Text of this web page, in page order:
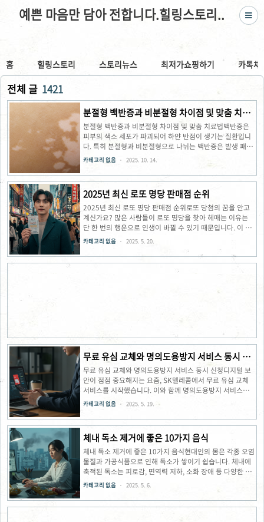
예쁜 마음만 담아 전합니다.힐링스토리..
홈 힐링스토리 스토리뉴스 최저가쇼핑하기 카톡채
전체 글 1421
분절형 백반증과 비분절형 차이점 및 맞춤 치료
법
분절형 백반증과 비분절형 차이점 및 맞춤 치료법백반증은
피부의 색소 세포가 파괴되어 하얀 반점이 생기는 질환입니
다. 특히 분절형과 비분절형으로 나뉘는 백반증은 발생 패턴
과 치료법이 크게 다릅니다. 이 글에서는 두 유형의 명확한
차이점과 각각에 맞는 효과적인 치료 전략을 알아보겠습니
다. 백반증, 왜 분류가 중요할까요?백반증은 멜라닌 색소를
는 자가면역 질환입니다. 이 질환의 정확한 원인은 아직 완전
히 밝혀지지 않았지만, 유전적 요인과 환경적 요인이 복합적
으로 작용한다고 알려져 있습니다. 백반증을 분절형과 비분
절형으로 분류하는 이유는 두 유형이 발생 기전, 진행 양상,
치료 반응이 근본적으로 다르기 때문입니다. 2011년 국제
백반증 합의회에서는 이러한 ..
카테고리 없음 2025. 10. 14.
2025년 최신 로또 명당 판매점 순위
2025년 최신 로또 명당 판매점 순위로또 당첨의 꿈을 안고
계신가요? 많은 사람들이 로또 명당을 찾아 헤매는 이유는
단 한 번의 행운으로 인생이 바뀔 수 있기 때문입니다. 이 글
에서는 2025년 기준으로 가장 많은 1등 당첨을 배출한 전국
로또 명당 판매점들을 순위별로 정리했습니다. 당신의 행운
이 어디서 시작될지, 함께 알아보겠습니다.로또 명당이 뭐예
카테고리 없음 2025. 5. 20.
무료 유심 교체와 명의도용방지 서비스 동시 신
청
무료 유심 교체와 명의도용방지 서비스 동시 신청디지털 보
안이 점점 중요해지는 요즘, SK텔레콤에서 무료 유심 교체
서비스를 시작했습니다. 이와 함께 명의도용방지 서비스도
신청하면 온라인 금융 거래의 안전을 더욱 강화할 수 있습니
다. 두 서비스를 효과적으로 활용하는 방법에 대해 알아보겠
습니다.무료 유심 교체가 뭔가요?SK텔레콤은 2025년 4월
서비스를 시작했습니다. 이는 악성코드로 인한 사이버 침해
사고를 예방하기 위한 조치입니다. 4월 18일 24시 이전에
SK텔레콤 무선 서비스에 가입한 고객이라면 누구나 신청 가
능합니다. 유심 교체는 전국 2,600여 개의 T월드 매장에서
진행됩니다. 매장을 직접 방문하지 않고도 온라인 예약 시스
템을 통해 ..
카테고리 없음 2025. 5. 19.
체내 독소 제거에 좋은 10가지 음식
체내 독소 제거에 좋은 10가지 음식현대인의 몸은 각종 오염
물질과 가공식품으로 인해 독소가 쌓이기 쉽습니다. 체내에
축적된 독소는 피로감, 면역력 저하, 소화 장애 등 다양한 건
강 문제를 일으킬 수 있습니다. 다행히도 일상에서 쉽게 접할
수 있는 식품들로 체내 해독을 도울 수 있습니다. 이번 글에
서는 체내 독소 제거에 효과적인 10가지 식품을 자세히 살펴
카테고리 없음 2025. 5. 6.